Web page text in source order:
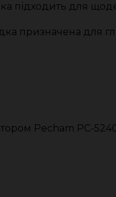
підходить для
призначена для
Pecham PC-